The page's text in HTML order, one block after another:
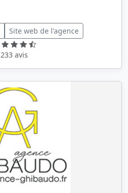
Site web de l'agence
233 avis